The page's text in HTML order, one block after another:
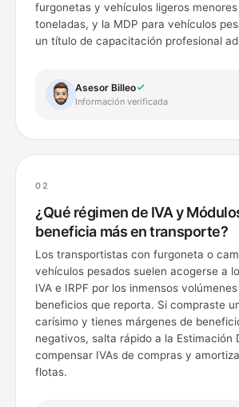
furgonetas y vehículos ligeros
toneladas, y la MDP para vehículos
un título de capacitación profesional
Asesor Billeo
Información verificada
02
¿Qué régimen de IVA y
beneficia más en transporte?
Los transportistas con furgoneta o
vehículos pesados suelen acogerse a
IVA e IRPF por los inmensos
beneficios que reporta. Si compraste
carísimo y tienes márgenes de
negativos, salta rápido a la Estimación
compensar IVAs de compras y
flotas.